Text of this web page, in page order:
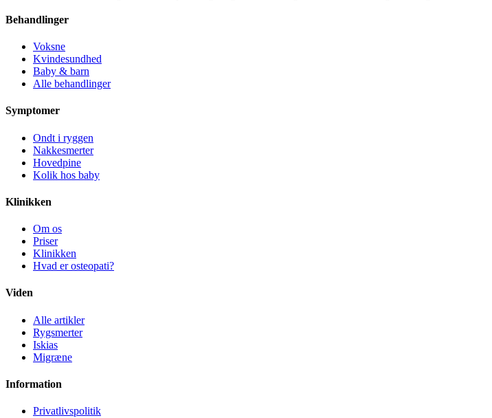
Behandlinger
Voksne
Kvindesundhed
Baby & barn
Alle behandlinger
Symptomer
Ondt i ryggen
Nakkesmerter
Hovedpine
Kolik hos baby
Klinikken
Om os
Priser
Klinikken
Hvad er osteopati?
Viden
Alle artikler
Rygsmerter
Iskias
Migræne
Information
Privatlivspolitik